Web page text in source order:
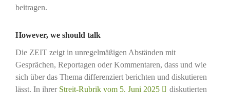
beitragen.
However, we should talk
Die ZEIT zeigt in unregelmäßigen Abständen mit
Gesprächen, Reportagen oder Kommentaren, dass und wie
sich über das Thema differenziert berichten und diskutieren
lässt. In ihrer Streit-Rubrik vom 5. Juni 2025 diskutierten